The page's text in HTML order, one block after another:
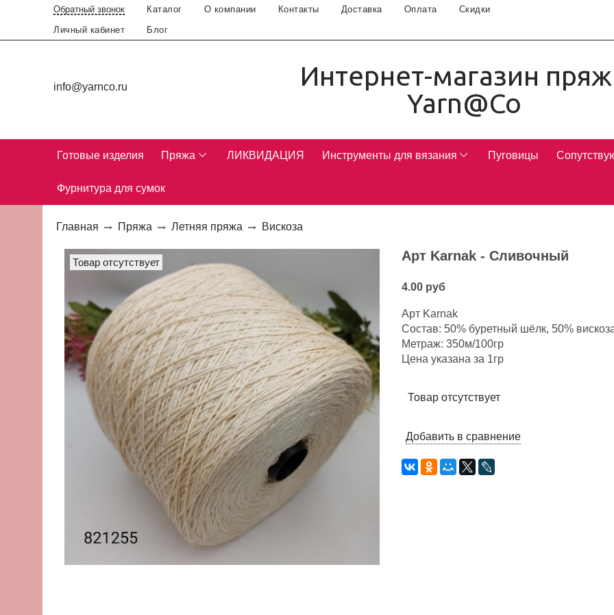
Обратный звонок Каталог О компании Контакты Доставка Оплата Скидки
Личный кабинет Блог
info@yarnco.ru
Интернет-магазин
Yarn@Co
Готовые изделия Пряжа ЛИКВИДАЦИЯ Инструменты для вязания Пуговицы
Фурнитура для сумок
Главная Пряжа Летняя пряжа Вискоза
Товар отсутствует Арт Karnak - Сливочный
4.00 руб
Арт Karnak
Состав: 50% буретный шёлк, 50%
Метраж: 350м/100гр
Цена указана за 1гр
Товар отсутствует
Добавить в сравнение